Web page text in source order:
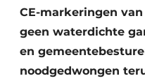
CE-markeringen
geen waterdichte
en
noodgedwongen